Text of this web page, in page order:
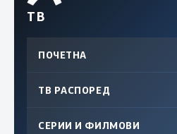
ТВ
ПОЧЕТНА
ТВ РАСПОРЕД
СЕРИИ И ФИЛМОВИ